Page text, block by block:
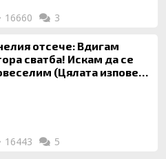
16660 3
отсече: Вдигам
сватба! Искам да се
(Цялата изповед
16443 5